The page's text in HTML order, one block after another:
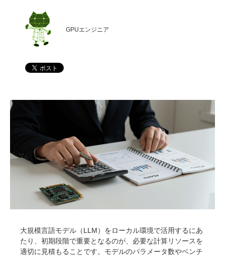
GPUエンジニア
大規模言語モデル（LLM）をローカル環境で活用するにあ
たり、初期段階で重要となるのが、必要な計算リソースを
適切に見積もることです。モデルのパラメータ数やベンチ